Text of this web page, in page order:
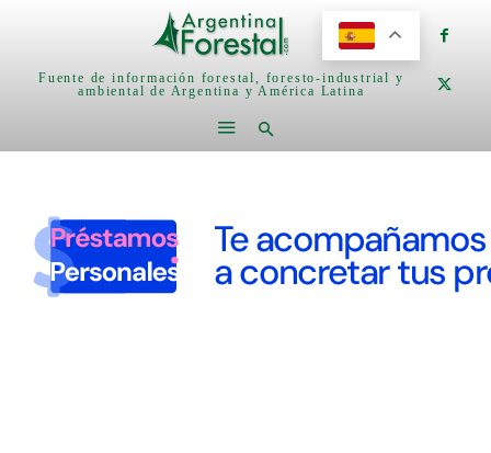
Fuente de información forestal, foresto-industrial y
ambiental de Argentina y América Latina